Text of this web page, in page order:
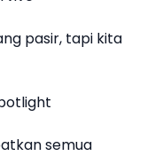
pasir, tapi kita
semua